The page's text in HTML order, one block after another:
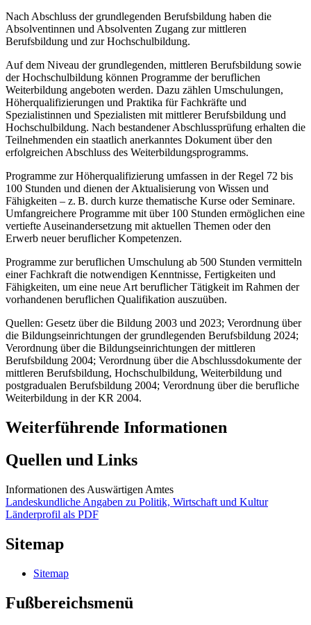
Nach Abschluss der grundlegenden Berufsbildung haben die
Absolventinnen und Absolventen Zugang zur mittleren
Berufsbildung und zur Hochschulbildung.
Auf dem Niveau der grundlegenden, mittleren Berufsbildung sowie
der Hochschulbildung können Programme der beruflichen
Weiterbildung angeboten werden. Dazu zählen Umschulungen,
Höherqualifizierungen und Praktika für Fachkräfte und
Spezialistinnen und Spezialisten mit mittlerer Berufsbildung und
Hochschulbildung. Nach bestandener Abschlussprüfung erhalten die
Teilnehmenden ein staatlich anerkanntes Dokument über den
erfolgreichen Abschluss des Weiterbildungsprogramms.
Programme zur Höherqualifizierung umfassen in der Regel 72 bis
100 Stunden und dienen der Aktualisierung von Wissen und
Fähigkeiten – z. B. durch kurze thematische Kurse oder Seminare.
Umfangreichere Programme mit über 100 Stunden ermöglichen eine
vertiefte Auseinandersetzung mit aktuellen Themen oder den
Erwerb neuer beruflicher Kompetenzen.
Programme zur beruflichen Umschulung ab 500 Stunden vermitteln
einer Fachkraft die notwendigen Kenntnisse, Fertigkeiten und
Fähigkeiten, um eine neue Art beruflicher Tätigkeit im Rahmen der
vorhandenen beruflichen Qualifikation auszuüben.
Quellen: Gesetz über die Bildung 2003 und 2023; Verordnung über
die Bildungseinrichtungen der grundlegenden Berufsbildung 2024;
Verordnung über die Bildungseinrichtungen der mittleren
Berufsbildung 2004; Verordnung über die Abschlussdokumente der
mittleren Berufsbildung, Hochschulbildung, Weiterbildung und
postgradualen Berufsbildung 2004; Verordnung über die berufliche
Weiterbildung in der KR 2004.
Weiterführende Informationen
Quellen und Links
Informationen des Auswärtigen Amtes
Landeskundliche Angaben zu Politik, Wirtschaft und Kultur
Länderprofil als PDF
Sitemap
Sitemap
Fußbereichsmenü